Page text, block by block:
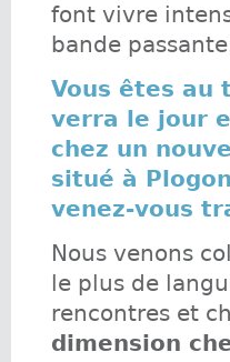
font vivre
bande
Vous êtes
verra le jour
chez un
situé à
venez-vous
Nous venons
le plus de
rencontres et
dimension